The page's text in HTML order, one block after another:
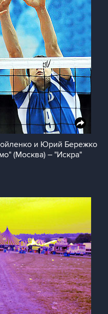
и Юрий Бережко
(Москва) – "Искра"